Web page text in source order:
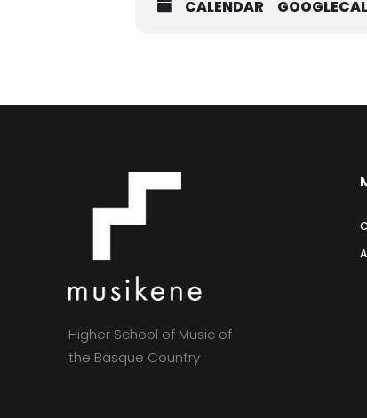
CALENDAR GOOGLECAL
Higher School of Music of
the Basque Country